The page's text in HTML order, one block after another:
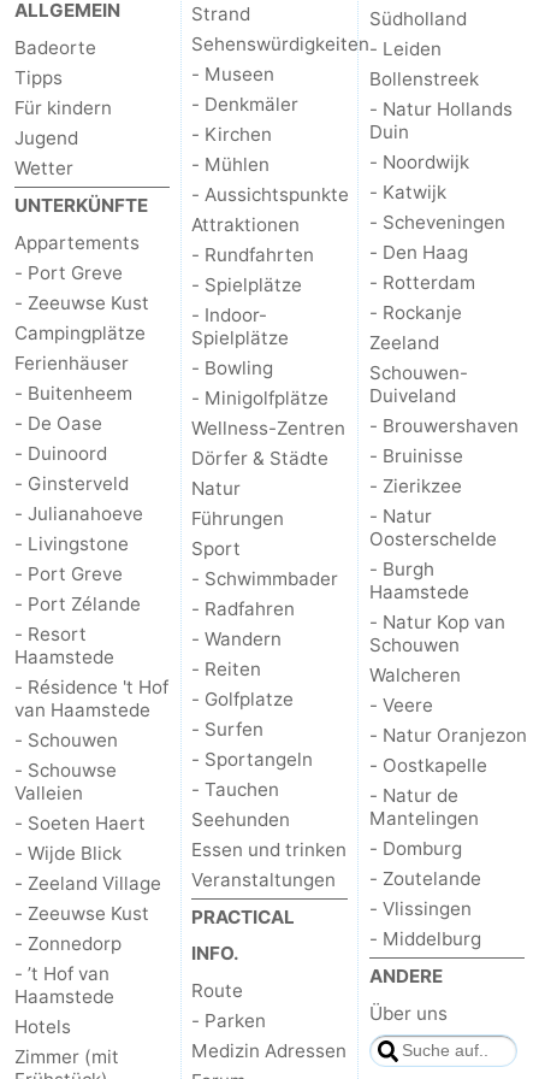
trinken
Praktisch
Forum
Route
-
Parken
Reisebuchshop
Medizin
Adressen
Region
Südholland
Leiden
Bollenstreek
-
Natur
Hollands
Duin
-
Noordwijk
-
Katwijk
-
Scheveningen
-
Den
Haag
-
Rotterdam
-
Rockanje
Zeeland
Schouwen-
Duiveland
-
ALLGEMEIN
Badeorte
Tipps
Für kindern
Jugend
Wetter
UNTERKÜNFTE
Appartements
- Port Greve
- Zeeuwse Kust
Campingplätze
Ferienhäuser
- Buitenheem
- De Oase
- Duinoord
- Ginsterveld
- Julianahoeve
- Livingstone
- Port Greve
- Port Zélande
- Resort
Haamstede
- Résidence 't Hof
van Haamstede
- Schouwen
- Schouwse
Valleien
- Soeten Haert
- Wijde Blick
- Zeeland Village
- Zeeuwse Kust
- Zonnedorp
- ’t Hof van
Haamstede
Hotels
Zimmer (mit
Strand
Sehenswürdigkeiten
- Museen
- Denkmäler
- Kirchen
- Mühlen
- Aussichtspunkte
Attraktionen
- Rundfahrten
- Spielplätze
- Indoor-
Spielplätze
- Bowling
- Minigolfplätze
Wellness-Zentren
Dörfer & Städte
Natur
Führungen
Sport
- Schwimmbader
- Radfahren
- Wandern
- Reiten
- Golfplatze
- Surfen
- Sportangeln
- Tauchen
Seehunden
Essen und trinken
Veranstaltungen
PRACTICAL
INFO.
Route
- Parken
Medizin Adressen
Südholland
- Leiden
Bollenstreek
- Natur Hollands
Duin
- Noordwijk
- Katwijk
- Scheveningen
- Den Haag
- Rotterdam
- Rockanje
Zeeland
Schouwen-
Duiveland
- Brouwershaven
- Bruinisse
- Zierikzee
- Natur
Oosterschelde
- Burgh
Haamstede
- Natur Kop van
Schouwen
Walcheren
- Veere
- Natur Oranjezon
- Oostkapelle
- Natur de
Mantelingen
- Domburg
- Zoutelande
- Vlissingen
- Middelburg
ANDERE
Über uns